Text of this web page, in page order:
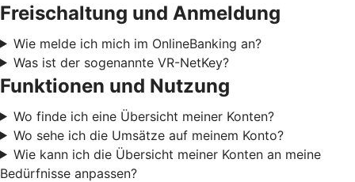
Freischaltung und Anmeldung
Wie melde ich mich im OnlineBanking an?
Was ist der sogenannte VR-NetKey?
Funktionen und Nutzung
Wo finde ich eine Übersicht meiner Konten?
Wo sehe ich die Umsätze auf meinem Konto?
Wie kann ich die Übersicht meiner Konten an meine
Bedürfnisse anpassen?